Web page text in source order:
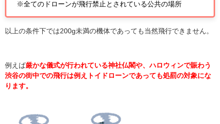
※全てのドローンが飛行禁止とされている公共の場所
以上の条件下では200g未満の機体であっても当然飛行できません。
例えば厳かな儀式が行われている神社仏閣や、ハロウィンで賑わう
渋谷の街中での飛行は例えトイドローンであっても処罰の対象にな
ります。